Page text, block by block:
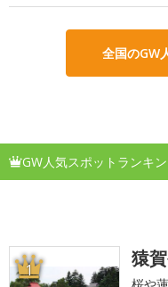
全国のGW
GW人気スポットランキ
1 猿